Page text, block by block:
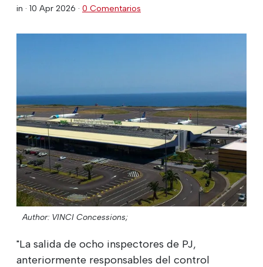
in · 10 Apr 2026 · 0 Comentarios
Author: VINCI Concessions;
"La salida de ocho inspectores de PJ,
anteriormente responsables del control